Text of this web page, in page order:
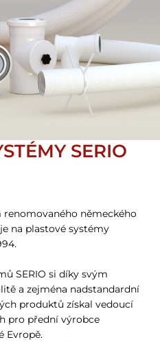
SERIO
německého
na plastové systémy
SERIO si díky svým
a zejména nadstandardní
produktů získal vedoucí
pro přední výrobce
Evropě.